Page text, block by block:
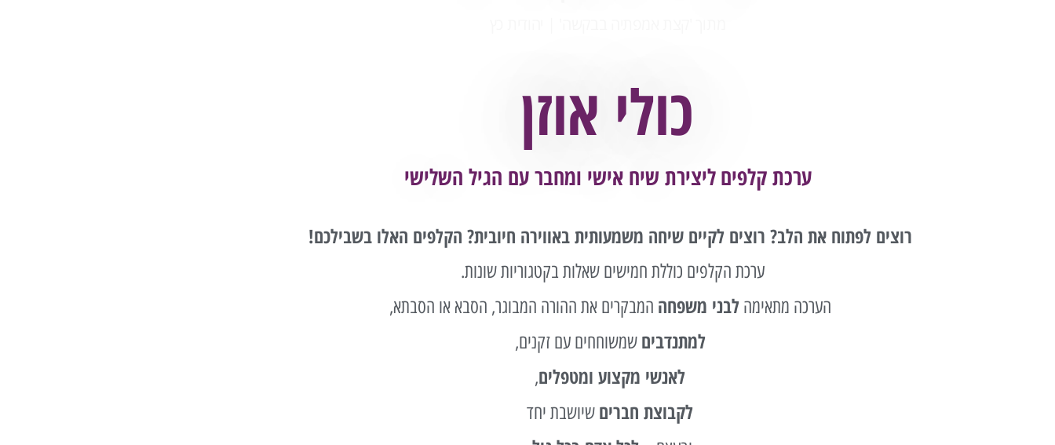
כולי אוזן
ערכת קלפיםליצירת שיח אישי ומחברעם הגיל השלישי
רוצים לפתוח את הלב? רוצים לקיים שיחה משמעותית באווירה חיובית? הקלפים האלו בשבילכם!
ערכת הקלפים כוללת חמישים שאלות בקטגוריות שונות.
הערכה מתאימהלבני משפחה המבקרים את ההורה המבוגר, הסבא או הסבתא,
למתנדבים שמשוחחים עם זקנים,
לאנשי מקצוע ומטפלים,
לקבוצת חברים שיושבת יחד